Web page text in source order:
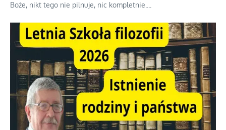
Boże, nikt tego nie pilnuje, nic kompletnie.